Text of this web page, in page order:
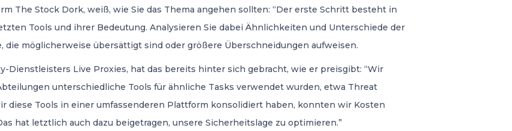
The Stock Dork, weiß, wie Sie das Thema angehen sollten: “Der erste Schritt besteht in
Tools und ihrer Bedeutung. Analysieren Sie dabei Ähnlichkeiten und Unterschiede der
die möglicherweise übersättigt sind oder größere Überschneidungen aufweisen.
Dienstleisters Live Proxies, hat das bereits hinter sich gebracht, wie er preisgibt: “Wir
unterschiedliche Tools für ähnliche Tasks verwendet wurden, etwa Threat
diese Tools in einer umfassenderen Plattform konsolidiert haben, konnten wir Kosten
hat letztlich auch dazu beigetragen, unsere Sicherheitslage zu optimieren.”